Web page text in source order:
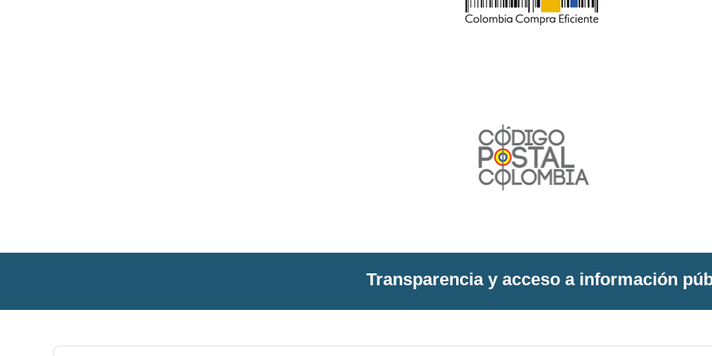
Transparencia y acceso a información